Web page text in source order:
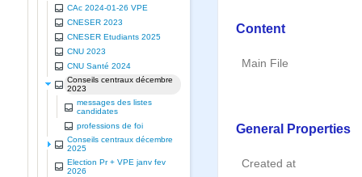
CAc 2024-01-26 VPE
CNESER 2023
CNESER Etudiants 2025
CNU 2023
CNU Santé 2024
Conseils centraux décembre
2023
messages des listes
candidates
professions de foi
Conseils centraux décembre
2025
Election Pr + VPE janv fev
2026
Content
Main File
General Properties
Created at